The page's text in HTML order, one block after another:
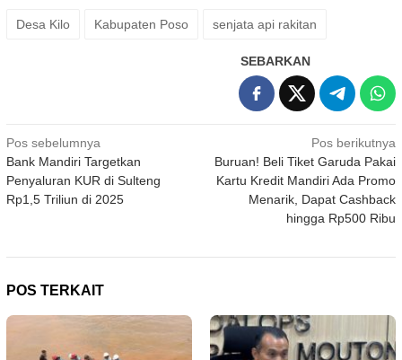
Desa Kilo Kabupaten Poso senjata api rakitan
SEBARKAN
Navigasi
pos
Pos sebelumnya
Bank Mandiri Targetkan
Penyaluran KUR di Sulteng
Rp1,5 Triliun di 2025
Pos berikutnya
Buruan! Beli Tiket Garuda Pakai
Kartu Kredit Mandiri Ada Promo
Menarik, Dapat Cashback
hingga Rp500 Ribu
POS TERKAIT